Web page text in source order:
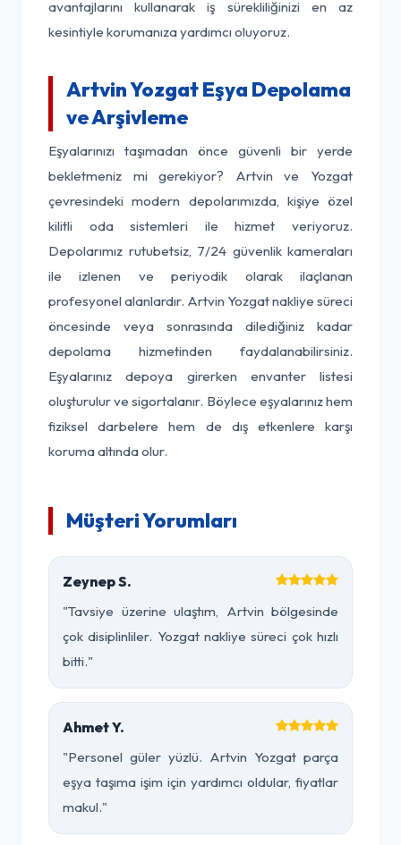
avantajlarını kullanarak iş sürekliliğinizi en az
kesintiyle korumanıza yardımcı oluyoruz.
Artvin Yozgat Eşya Depolama
ve Arşivleme
Eşyalarınızı taşımadan önce güvenli bir yerde
bekletmeniz mi gerekiyor? Artvin ve Yozgat
çevresindeki modern depolarımızda, kişiye özel
kilitli oda sistemleri ile hizmet veriyoruz.
Depolarımız rutubetsiz, 7/24 güvenlik kameraları
ile izlenen ve periyodik olarak ilaçlanan
profesyonel alanlardır. Artvin Yozgat nakliye süreci
öncesinde veya sonrasında dilediğiniz kadar
depolama hizmetinden faydalanabilirsiniz.
Eşyalarınız depoya girerken envanter listesi
oluşturulur ve sigortalanır. Böylece eşyalarınız hem
fiziksel darbelere hem de dış etkenlere karşı
koruma altında olur.
Müşteri Yorumları
Zeynep S.
"Tavsiye üzerine ulaştım, Artvin bölgesinde
çok disiplinliler. Yozgat nakliye süreci çok hızlı
bitti."
Ahmet Y.
"Personel güler yüzlü. Artvin Yozgat parça
eşya taşıma işim için yardımcı oldular, fiyatlar
makul."